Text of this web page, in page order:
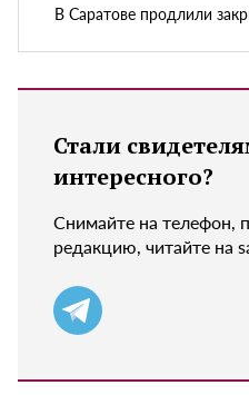
В Саратове продлили
Стали
интересного?
Снимайте на телефон,
редакцию, читайте на